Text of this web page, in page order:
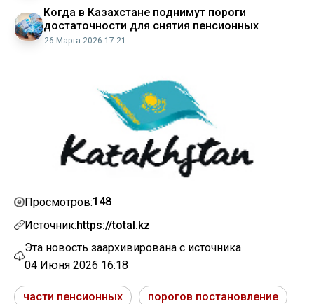
Когда в Казахстане поднимут пороги
достаточности для снятия пенсионных
26 Марта 2026 17:21
Просмотров:148
Источник:https://total.kz
Эта новость заархивирована с источника
04 Июня 2026 16:18
части пенсионных порогов постановление